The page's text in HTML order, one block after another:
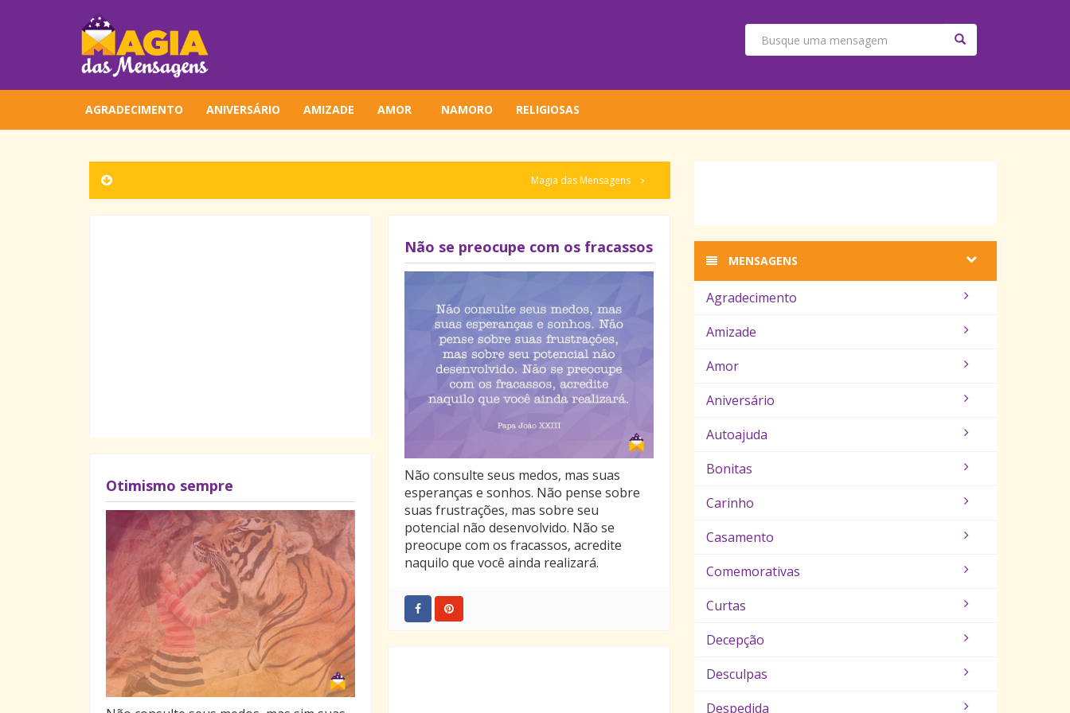
AGRADECIMENTO ANIVERSÁRIO AMIZADE AMOR NAMORO RELIGIOSAS
Magia das Mensagens
Não se preocupe com os fracassos
Não consulte seus medos, mas suas
esperanças e sonhos. Não pense sobre
suas frustrações, mas sobre seu
potencial não desenvolvido. Não se
preocupe com os fracassos, acredite
naquilo que você ainda realizará.
Otimismo sempre
MENSAGENS
Agradecimento
Amizade
Amor
Aniversário
Autoajuda
Bonitas
Carinho
Casamento
Comemorativas
Curtas
Decepção
Desculpas
Despedida